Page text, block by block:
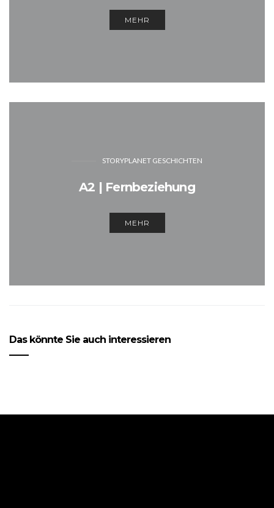
MEHR
STORYPLANET GESCHICHTEN
A2 | Fernbeziehung
MEHR
Das könnte Sie auch interessieren